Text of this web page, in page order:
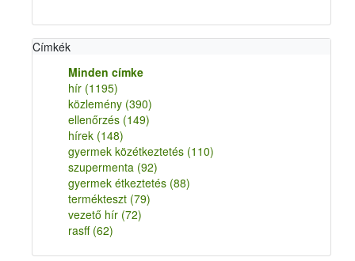
Címkék
Minden címke
hír (1195)
közlemény (390)
ellenőrzés (149)
hírek (148)
gyermek közétkeztetés (110)
szupermenta (92)
gyermek étkeztetés (88)
termékteszt (79)
vezető hír (72)
rasff (62)